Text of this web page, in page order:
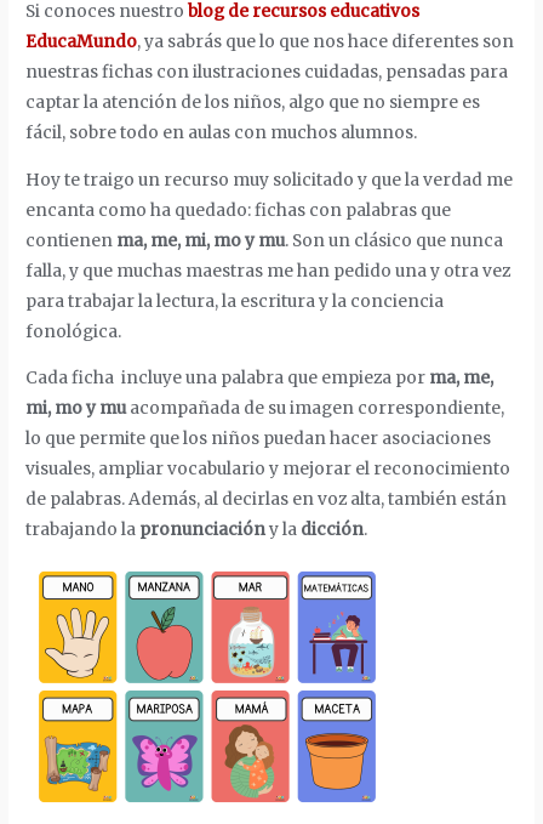
Si conoces nuestro blog de recursos educativos
EducaMundo, ya sabrás que lo que nos hace diferentes son
nuestras fichas con ilustraciones cuidadas, pensadas para
captar la atención de los niños, algo que no siempre es
fácil, sobre todo en aulas con muchos alumnos.
Hoy te traigo un recurso muy solicitado y que la verdad me
encanta como ha quedado: fichas con palabras que
contienen ma, me, mi, mo y mu. Son un clásico que nunca
falla, y que muchas maestras me han pedido una y otra vez
para trabajar la lectura, la escritura y la conciencia
fonológica.
Cada ficha incluye una palabra que empieza por ma, me,
mi, mo y muacompañada de su imagen correspondiente,
lo que permite que los niños puedan hacer asociaciones
visuales, ampliar vocabulario y mejorar el reconocimiento
de palabras. Además, al decirlas en voz alta, también están
trabajando la pronunciacióny la dicción.